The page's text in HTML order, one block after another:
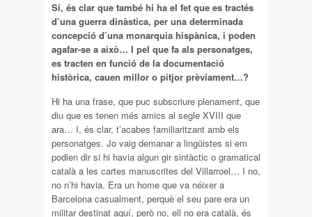
Sí, és clar que també hi ha el fet que es tractés
d’una guerra dinàstica, per una determinada
concepció d’una monarquia hispànica, i poden
agafar-se a això… I pel que fa als personatges,
es tracten en funció de la documentació
històrica, cauen millor o pitjor prèviament…?
Hi ha una frase, que puc subscriure plenament, que
diu que es tenen més amics al segle XVIII que
ara… I, és clar, t’acabes familiaritzant amb els
personatges. Jo vaig demanar a lingüistes si em
podien dir si hi havia algun gir sintàctic o gramatical
català a les cartes manuscrites del Villarroel… I no,
no n’hi havia. Era un home que va néixer a
Barcelona casualment, perquè el seu pare era un
militar destinat aquí, però no, ell no era català, és